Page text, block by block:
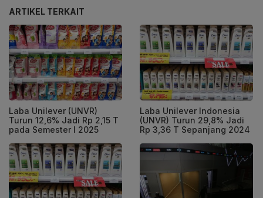
ARTIKEL TERKAIT
Laba Unilever (UNVR)
Turun 12,6% Jadi Rp 2,15 T
pada Semester I 2025
Laba Unilever Indonesia
(UNVR) Turun 29,8% Jadi
Rp 3,36 T Sepanjang 2024